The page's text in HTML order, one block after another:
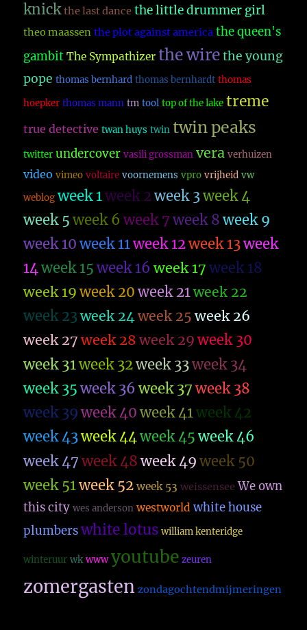
knick the last dance the little drummer girl
theo maassen the plot against america the queen's
gambit The Sympathizer the wire the young
pope thomas bernhard thomas bernhardt thomas
hoepker thomas mann tm tool top of the lake treme
true detective twan huys twin twin peaks
twitter undercover vasili grossman vera verhuizen
video vimeo voltaire voornemens vpro vrijheid vw
weblog week 1week 2week 3week 4
week 5 week 6 week 7 week 8 week 9
week 10 week 11week 12week 13week
14week 15 week 16 week 17 week 18
week 19 week 20 week 21week 22
week 23 week 24week 25 week 26
week 27 week 28 week 29 week 30
week 31week 32week 33week 34
week 35 week 36 week 37 week 38
week 39 week 40 week 41week 42
week 43week 44week 45 week 46
week 47 week 48 week 49 week 50
week 51week 52 week 53 weissensee We own
this city wes anderson westworld white house
plumbers white lotus william kenteridge
winteruur wk www youtube zeuren
zomergasten zondagochtendmijmeringen